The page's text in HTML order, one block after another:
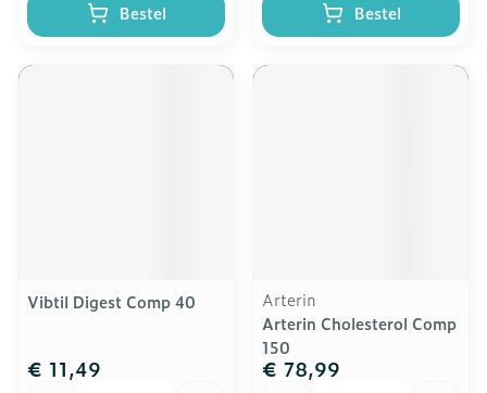
Bestel Bestel
Vibtil Digest Comp 40
€ 11,49
Arterin
Arterin Cholesterol Comp
150
€ 78,99